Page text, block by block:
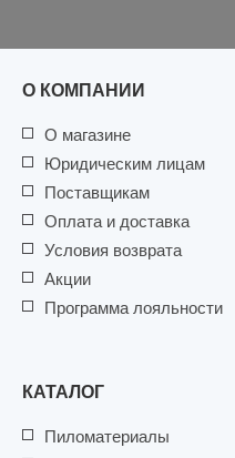
О КОМПАНИИ
О магазине
Юридическим лицам
Поставщикам
Оплата и доставка
Условия возврата
Акции
Программа лояльности
КАТАЛОГ
Пиломатериалы